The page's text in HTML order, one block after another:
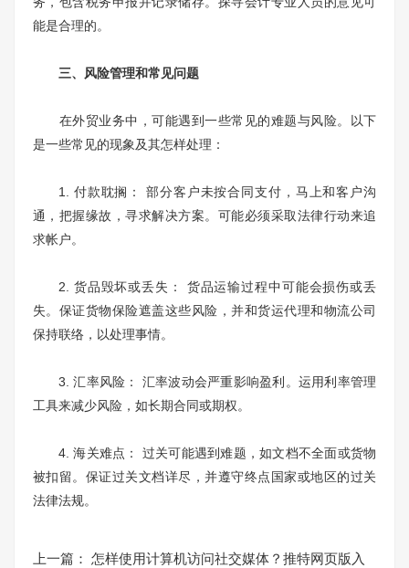
能是合理的。
三、风险管理和常见问题
在外贸业务中，可能遇到一些常见的难题与风险。以下
是一些常见的现象及其怎样处理：
1. 付款耽搁： 部分客户未按合同支付，马上和客户沟
通，把握缘故，寻求解决方案。可能必须采取法律行动来追
求帐户。
2. 货品毁坏或丢失： 货品运输过程中可能会损伤或丢
失。保证货物保险遮盖这些风险，并和货运代理和物流公司
保持联络，以处理事情。
3. 汇率风险： 汇率波动会严重影响盈利。运用利率管理
工具来减少风险，如长期合同或期权。
4. 海关难点： 过关可能遇到难题，如文档不全面或货物
被扣留。保证过关文档详尽，并遵守终点国家或地区的过关
法律法规。
上一篇： 怎样使用计算机访问社交媒体？推特网页版入